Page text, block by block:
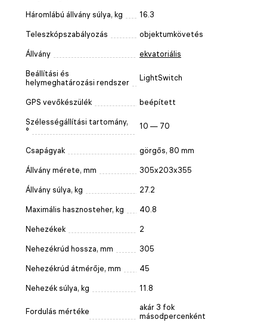
Háromlábú állvány súlya, kg 16.3
Teleszkópszabályozás objektumkövetés
Állvány ekvatoriális
Beállítási és
helymeghatározási rendszer
LightSwitch
GPS vevőkészülék beépített
Szélességállítási tartomány,
°
10 — 70
Csapágyak görgős, 80 mm
Állvány mérete, mm 305x203x355
Állvány súlya, kg 27.2
Maximális hasznosteher, kg 40.8
Nehezékek 2
Nehezékrúd hossza, mm 305
Nehezékrúd átmérője, mm 45
Nehezék súlya, kg 11.8
Fordulás mértéke
akár 3 fok
másodpercenként